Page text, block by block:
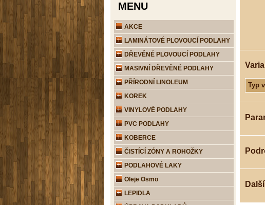
Typ
MENU
AKCE
LAMINÁTOVÉ PLOVOUCÍ PODLAHY
DŘEVĚNÉ PLOVOUCÍ PODLAHY
MASIVNÍ DŘEVĚNÉ PODLAHY
PŘÍRODNÍ LINOLEUM
KOREK
VINYLOVÉ PODLAHY
PVC PODLAHY
KOBERCE
ČISTÍCÍ ZÓNY A ROHOŽKY
PODLAHOVÉ LAKY
Oleje Osmo
LEPIDLA